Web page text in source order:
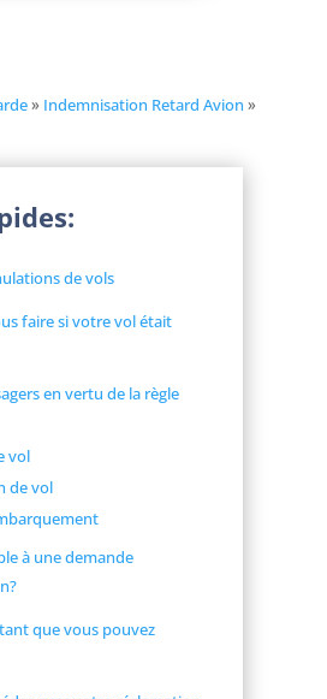
» Indemnisation Retard Avion »
de vols
faire si votre vol était
en vertu de la règle
vol
de vol
à une demande
que vous pouvez